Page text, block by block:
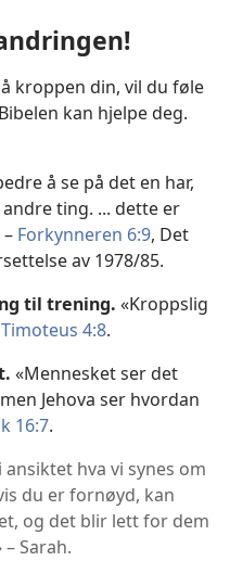
kroppen din, vil du føle
kan hjelpe deg.
å se på det en har,
ting. ... dette er
Forkynneren 6:9, Det
av 1978/85.
til trening. «Kroppslig
4:8.
«Mennesket ser det
Jehova ser hvordan
16:7.
ansiktet hva vi synes om
du er fornøyd, kan
og det blir lett for dem
Sarah.